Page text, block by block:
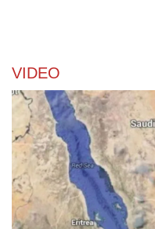
Doanh nghiệp
Thông tin doanh nghiệp
Doanh nghiệp 24h
Doanh nhân
Vì cộng đồng
VIDEO